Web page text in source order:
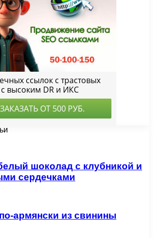
шоколад с клубникой и
сердечками
армянски из свинины